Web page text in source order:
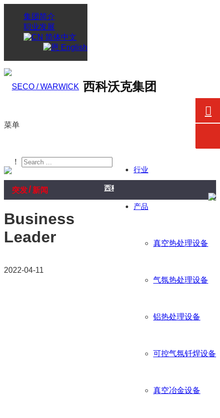
集团简介
职业发展
简体中文
English
西科沃克集团
菜单
行业
产品
真空热处理设备
气氛热处理设备
铝热处理设备
可控气氛钎焊设备
真空冶金设备
！
突发/新闻 西科沃克向戈德瑞吉企业集团航空航
Business
Leader
2022-04-11